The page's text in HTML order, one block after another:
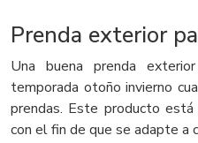
Prenda exterior
Una buena prenda
temporada otoño invierno
prendas. Este producto
con el fin de que se adapte a